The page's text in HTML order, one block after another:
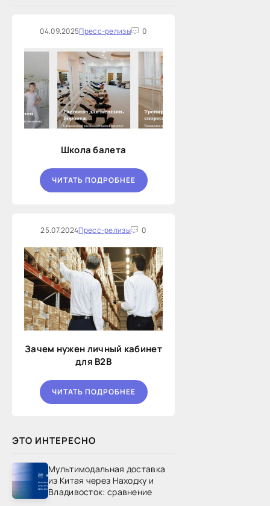
04.09.2025Пресс-релизы 0
Школа балета
ЧИТАТЬ ПОДРОБНЕЕ
25.07.2024Пресс-релизы 0
Зачем нужен личный кабинет
для B2B
ЧИТАТЬ ПОДРОБНЕЕ
ЭТО ИНТЕРЕСНО
Мультимодальная доставка
из Китая через Находку и
Владивосток: сравнение